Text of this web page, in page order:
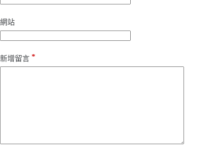
網站
新增留言 *